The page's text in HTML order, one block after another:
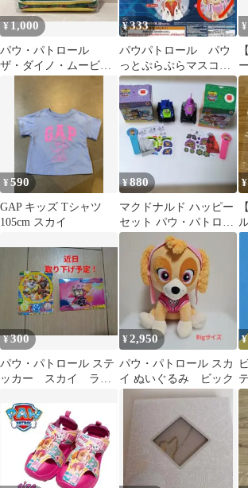
¥1,000
パウ・パトロール
ザ・ダイノ・ムービ
¥333
パウパトロール パウ
っとぷらぷらマスコッ
ト スカイ【新品】
【未開封】
¥
T
¥590
GAP キッズ Tシャツ
105cm スカイ
¥880
マクドナルド ハッピー
セット パウ・パトロー
ル チェイス スカイ 2個
セット
¥
¥300
パウ・パトロール ステ
ッカー スカイ ラブ
¥2,950
パウ・パトロール スカ
イ ぬいぐるみ ビック
¥